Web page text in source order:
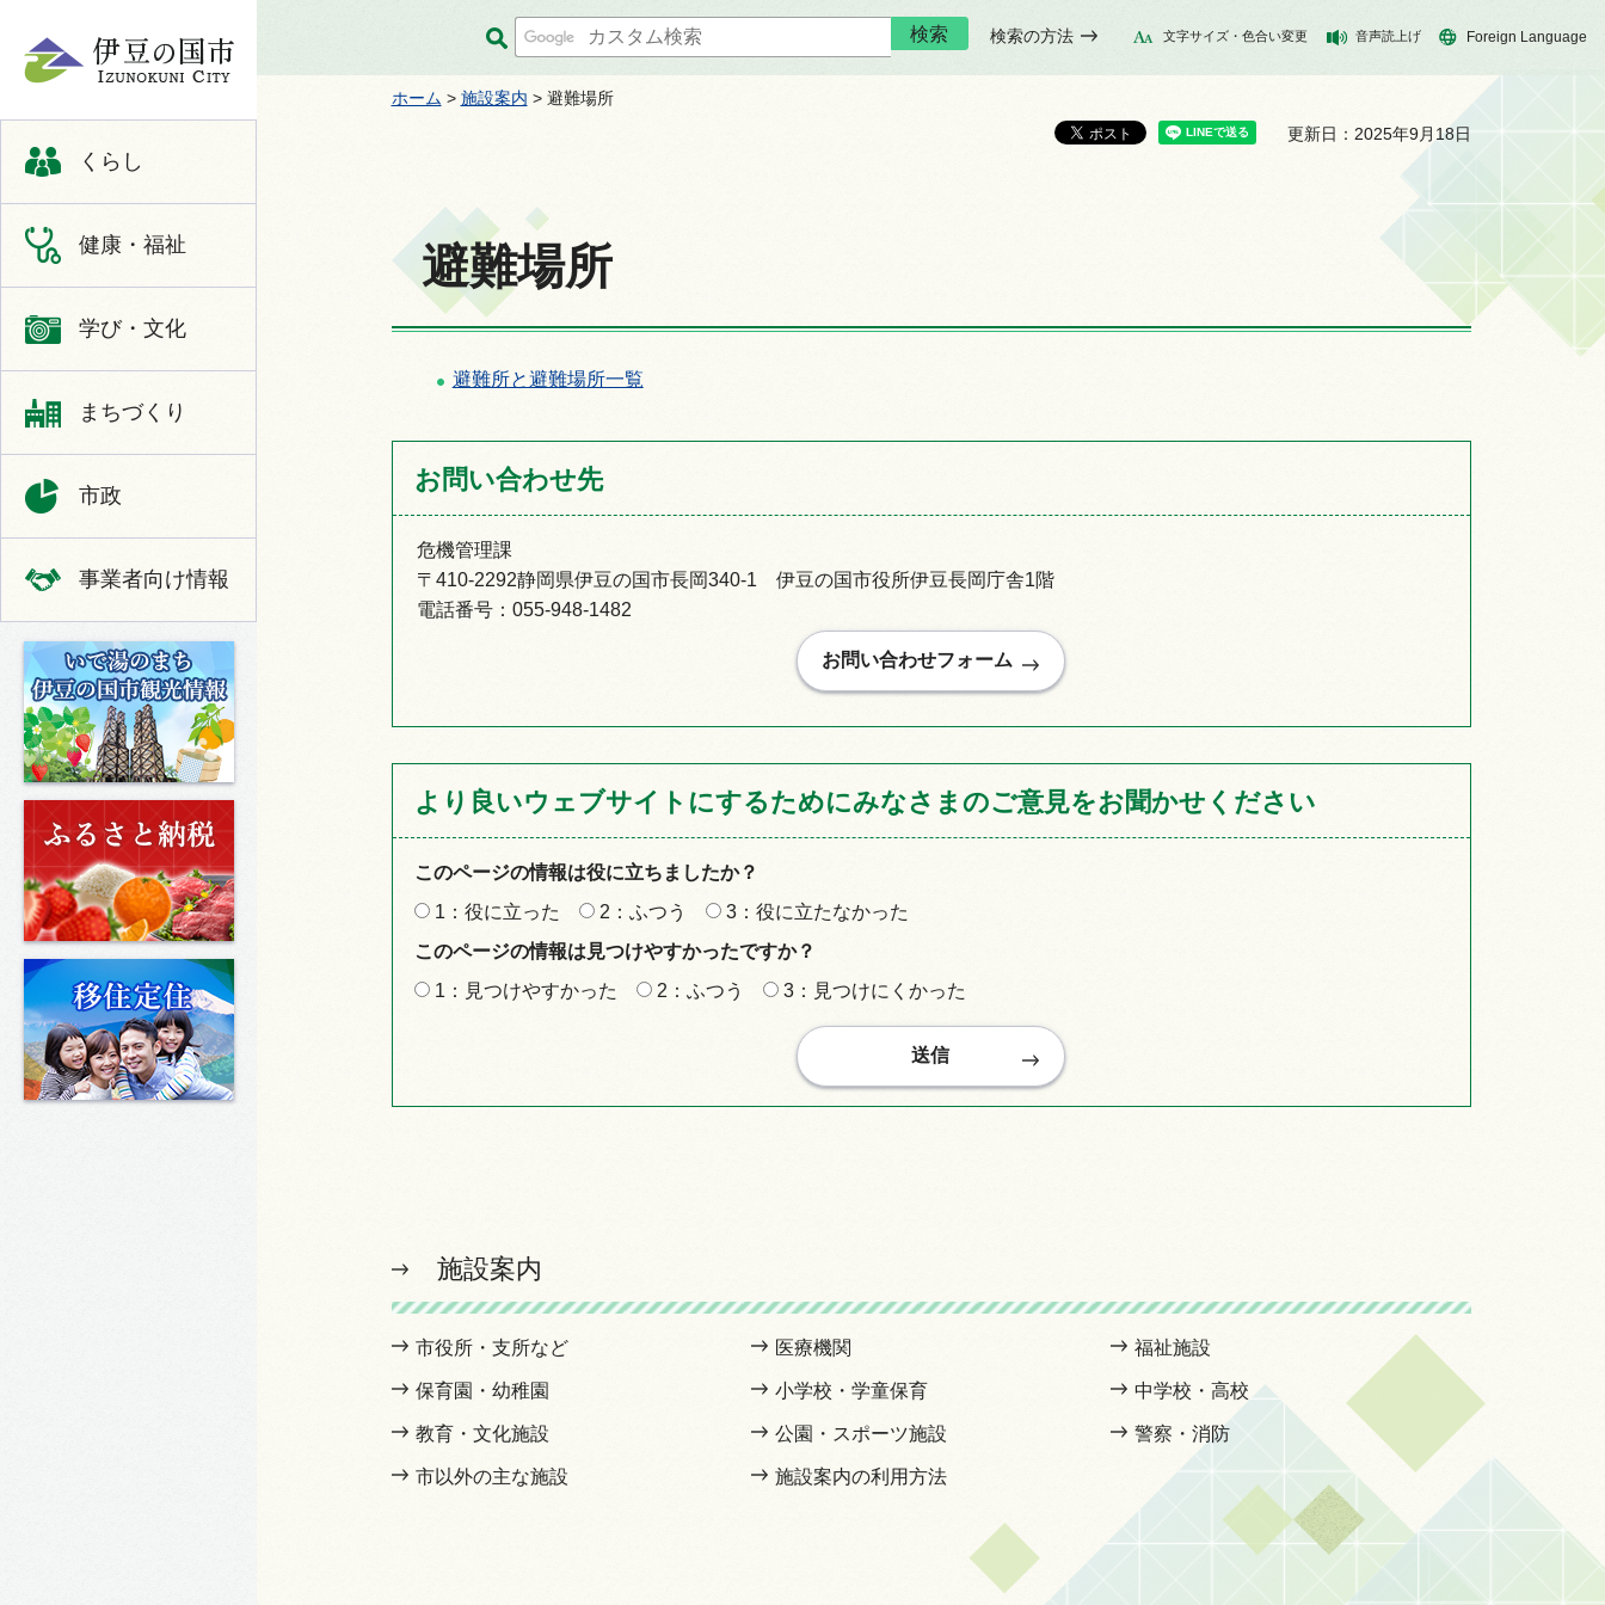
くらし
健康・福祉
学び・文化
まちづくり
市政
事業者向け情報
検索の方法 文字サイズ・色合い変更 音声読上げ Foreign Language
ホーム > 施設案内 > 避難場所
更新日：2025年9月18日
避難場所
避難所と避難場所一覧
お問い合わせ先
危機管理課
〒410-2292静岡県伊豆の国市長岡340-1 伊豆の国市役所伊豆長岡庁舎1階
電話番号：055-948-1482
より良いウェブサイトにするためにみなさまのご意見をお聞かせください
このページの情報は役に立ちましたか？
1：役に立った
2：ふつう
3：役に立たなかった
このページの情報は見つけやすかったですか？
1：見つけやすかった
2：ふつう 3：見つけにくかった
施設案内
市役所・支所など 医療機関 福祉施設
保育園・幼稚園 小学校・学童保育 中学校・高校
教育・文化施設 公園・スポーツ施設 警察・消防
市以外の主な施設 施設案内の利用方法